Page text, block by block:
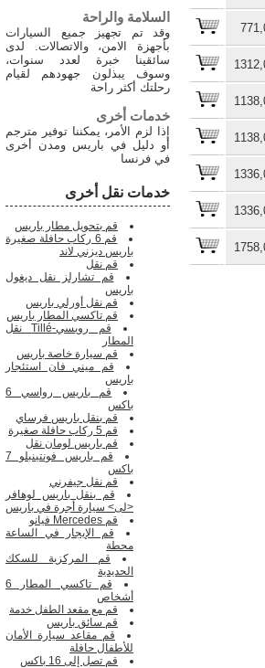
السلامة والراحة
وقد تم تجهيز جميع السيارات
بأجهزة الامن، والاتصالات. لدى
سائقينا خبرة لعدد سنوات،
وسوف يبذلون جهودهم لقيام
رحلتك أكثر راحة
خدمات أخرى
إذا لزم الأمر، يمكننا توفير مترجم
أو دليل في باريس ومدن أخرى
في فرنسا
خدمات نقل أخرى
قم بتحويل مطار باريس
قم 6 ركاب حافلة صغيرة
باريس ديزني لاند
قم نقل
قم تشارلز نقل ديغول
باريس
قم نقل أورلي باريس
قم تاكسي المطار باريس
قم رويسي-Tillé نقل
المطار
قم سيارة خاصة باريس
قم ميني فان استئجار
باريس
قم باريس رواسي 6
باكس
قم بنقل باريس فرساي
قم 5 ركاب حافلة صغيرة
قم باريس لومان نقل
قم باريس فونتينبلو 7
باكس
قم نقل جيفرني
قم بنقل باريس لوهافر
<لى> سيارة أجرة في باريس
قم Mercedes فيانو
قم الإيجار في الساعة
محطة
قم المركزية للسكك
الحديدية
قم تاكسي المطار 6
أشخاص
قم مع مقعد الطفل خدمة
قم سائق باريس
قم مقاعد سيارة الأمان
للأطفال حافلة
قم تصل إلى 16 باكس